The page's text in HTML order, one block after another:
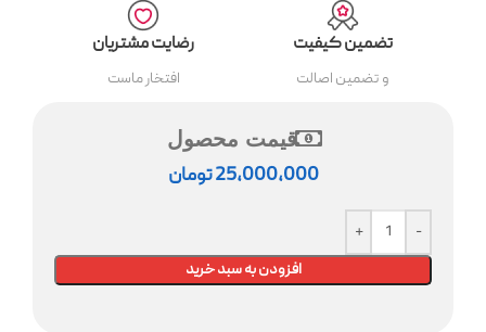
تضمین کیفیت
و تضمین اصالت
رضایت مشتریان
افتخار ماست
قیمت محصول
25,000,000تومان
افزودن به سبد خرید